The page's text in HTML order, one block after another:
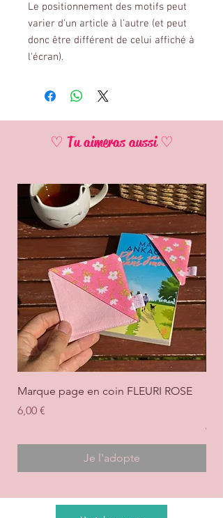
Le positionnement des motifs peut
varier d'un article à l'autre (et peut
donc être différent de celui affiché à
l'écran).
♡ Tu aimeras aussi ♡
Marque page en coin FLEURI ROSE
Prix
6,00 €
Je l'adopte
Prix
6,00